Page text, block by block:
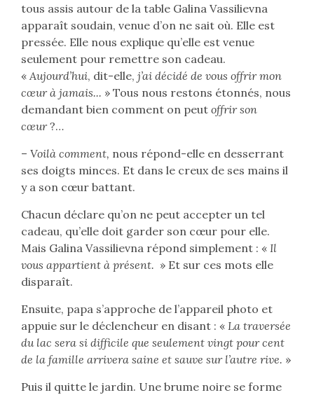
tous assis autour de la table Galina Vassilievna
apparaît soudain, venue d’on ne sait où. Elle est
pressée. Elle nous explique qu’elle est venue
seulement pour remettre son cadeau.
« Aujourd’hui, dit-elle, j’ai décidé de vous offrir mon
cœur à jamais... » Tous nous restons étonnés, nous
demandant bien comment on peut offrir son
cœur?…
– Voilà comment, nous répond-elle en desserrant
ses doigts minces. Et dans le creux de ses mains il
y a son cœur battant.
Chacun déclare qu’on ne peut accepter un tel
cadeau, qu’elle doit garder son cœur pour elle.
Mais Galina Vassilievna répond simplement : « Il
vous appartient à présent. » Et sur ces mots elle
disparaît.
Ensuite, papa s’approche de l’appareil photo et
appuie sur le déclencheur en disant : « La traversée
du lac sera si difficile que seulement vingt pour cent
de la famille arrivera saine et sauve sur l’autre rive. »
Puis il quitte le jardin. Une brume noire se forme